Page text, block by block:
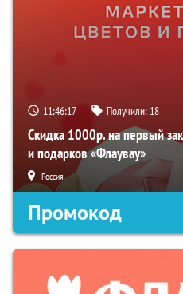
11:46:17 Получили: 18
Скидка 1000р. на первый
и подарков «Флаувау»
Россия
Промокод